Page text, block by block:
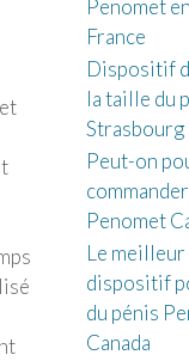
Penomet
France
Dispositif
la taille du
Strasbourg
Peut-on
Penomet
Le
dispositif
du pénis
Canada